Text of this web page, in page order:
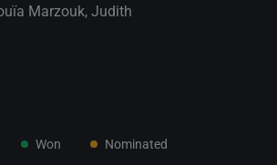
Marzouk, Judith
Won Nominated